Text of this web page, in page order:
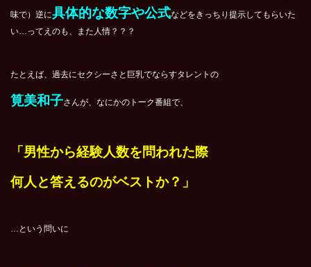
味で）逆に具体的な数字や公式などをきっちり提示してもらいた
い…ってえのも、また人情？？？
たとえば、過去にセクシーさと巨乳でならすタレントの
筧美和子さんが、なにかのトーク番組で、
「男性から経験人数を問われた際
何人と答えるのがベストか？」
…という問いに